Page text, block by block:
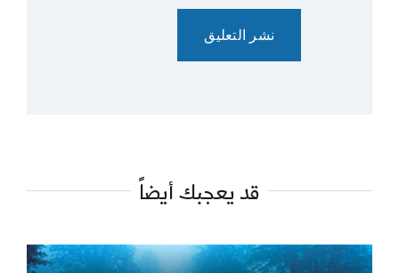
قد يعجبك أيضاً